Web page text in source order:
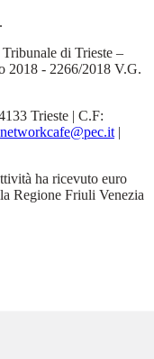
di Trieste –
2018 - 2266/2018 V.G.
Trieste | C.F:
networkcafe@pec.it |
ha ricevuto euro
Regione Friuli Venezia